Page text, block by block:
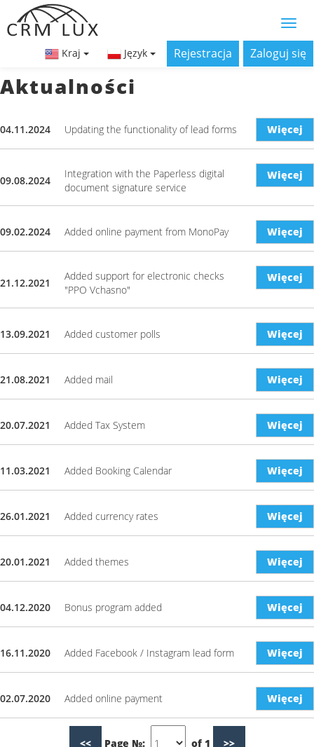
Kraj Język Rejestracja Zaloguj się
Aktualności
04.11.2024 Updating the functionality of lead forms Więcej
09.08.2024
Integration with the Paperless digital
document signature service
Więcej
09.02.2024 Added online payment from MonoPay Więcej
21.12.2021
Added support for electronic checks
"PPO Vchasno"
Więcej
13.09.2021 Added customer polls Więcej
21.08.2021 Added mail Więcej
20.07.2021 Added Tax System Więcej
11.03.2021 Added Booking Calendar Więcej
26.01.2021 Added currency rates Więcej
20.01.2021 Added themes Więcej
04.12.2020 Bonus program added Więcej
16.11.2020 Added Facebook / Instagram lead form Więcej
02.07.2020 Added online payment Więcej
<< Page №: of 1 >>